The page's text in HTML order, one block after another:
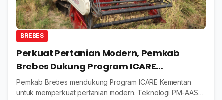
BREBES
Perkuat Pertanian Modern, Pemkab
Brebes Dukung Program ICARE
Kementerian
Pemkab Brebes mendukung Program ICARE Kementan
untuk memperkuat pertanian modern. Teknologi PM-AAS